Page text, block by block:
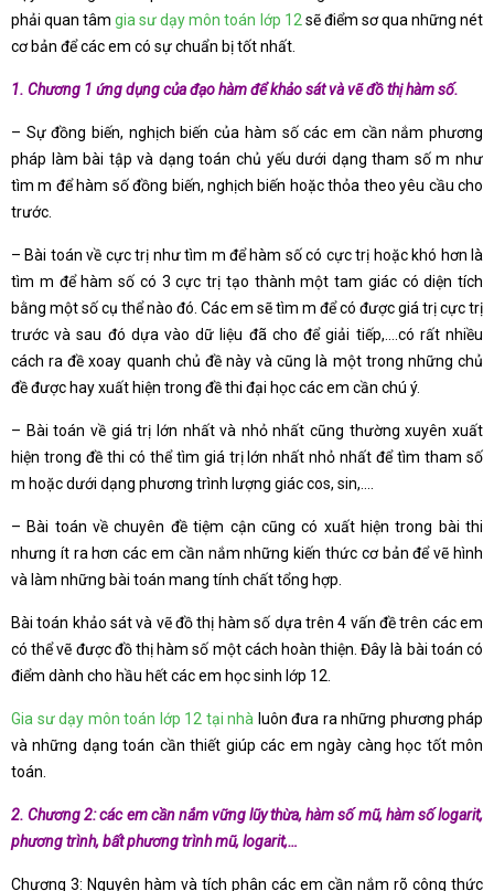
phải quan tâmgia sư dạy môn toán lớp 12 sẽ điểm sơ qua những nét
cơ bản để các em có sự chuẩn bị tốt nhất.
1. Chương 1 ứng dụng của đạo hàm để khảo sát và vẽ đồ thị hàm số.
– Sự đồng biến, nghịch biến của hàm số các em cần nắm phương
pháp làm bài tập và dạng toán chủ yếu dưới dạng tham số m như
tìm m để hàm số đồng biến, nghịch biến hoặc thỏa theo yêu cầu cho
trước.
– Bài toán về cực trị như tìm m để hàm số có cực trị hoặc khó hơn là
tìm m để hàm số có 3 cực trị tạo thành một tam giác có diện tích
bằng một số cụ thể nào đó. Các em sẽ tìm m để có được giá trị cực trị
trước và sau đó dựa vào dữ liệu đã cho để giải tiếp,….có rất nhiều
cách ra đề xoay quanh chủ đề này và cũng là một trong những chủ
đề được hay xuất hiện trong đề thi đại học các em cần chú ý.
– Bài toán về giá trị lớn nhất và nhỏ nhất cũng thường xuyên xuất
hiện trong đề thi có thể tìm giá trị lớn nhất nhỏ nhất để tìm tham số
m hoặc dưới dạng phương trình lượng giác cos, sin,….
– Bài toán về chuyên đề tiệm cận cũng có xuất hiện trong bài thi
nhưng ít ra hơn các em cần nắm những kiến thức cơ bản để vẽ hình
và làm những bài toán mang tính chất tổng hợp.
Bài toán khảo sát và vẽ đồ thị hàm số dựa trên 4 vấn đề trên các em
có thể vẽ được đồ thị hàm số một cách hoàn thiện. Đây là bài toán có
điểm dành cho hầu hết các em học sinh lớp 12.
Gia sư dạy môn toán lớp 12 tại nhà luôn đưa ra những phương pháp
và những dạng toán cần thiết giúp các em ngày càng học tốt môn
toán.
2. Chương 2: các em cần nắm vững lũy thừa, hàm số mũ, hàm số logarit,
phương trình, bất phương trình mũ, logarit,…
Chương 3: Nguyên hàm và tích phân các em cần nắm rõ công thức